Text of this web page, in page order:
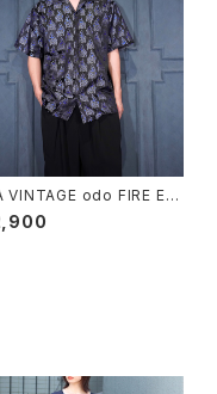
VINTAGE odo FIRE EM
JACQUARD DES
COLLAR HALF S